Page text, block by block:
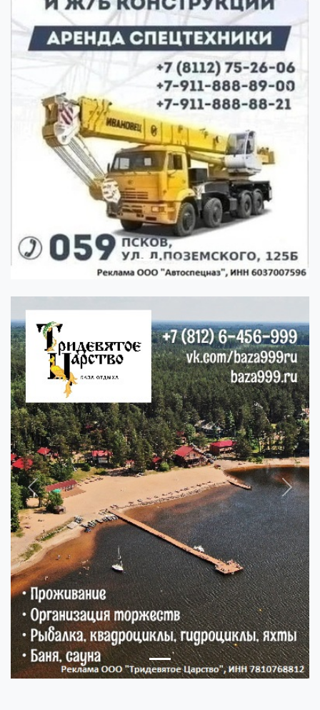
Previous Next
Previous Next